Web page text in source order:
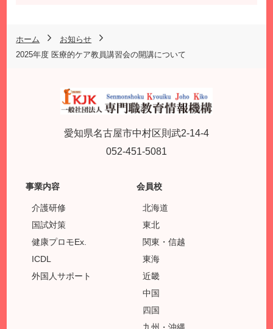
ホーム
お知らせ
2025年度 医療的ケア教員講習会の開講について
愛知県名古屋市中村区則武2-14-4
052-451-5081
事業内容
介護研修
国試対策
健康プロモEx.
ICDL
外国人サポート
会員校
北海道
東北
関東・信越
東海
近畿
中国
四国